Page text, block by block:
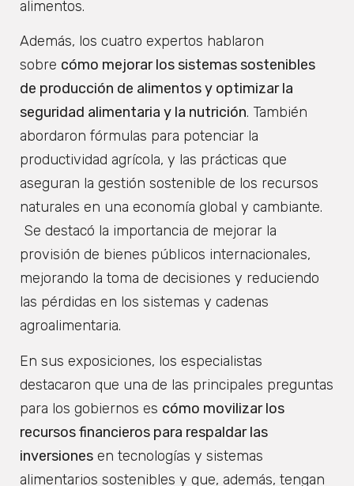
alimentos.
Además, los cuatro expertos hablaron
sobre cómo mejorar los sistemas sostenibles
de producción de alimentos y optimizar la
seguridad alimentaria y la nutrición. También
abordaron fórmulas para potenciar la
productividad agrícola, y las prácticas que
aseguran la gestión sostenible de los recursos
naturales en una economía global y cambiante.
Se destacó la importancia de mejorar la
provisión de bienes públicos internacionales,
mejorando la toma de decisiones y reduciendo
las pérdidas en los sistemas y cadenas
agroalimentaria.
En sus exposiciones, los especialistas
destacaron que una de las principales preguntas
para los gobiernos es cómo movilizar los
recursos financieros para respaldar las
inversiones en tecnologías y sistemas
alimentarios sostenibles y que, además, tengan